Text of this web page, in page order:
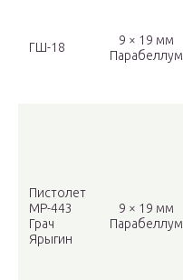
ГШ-18
9 × 19 мм
Парабеллум
Пистолет
МР-443
Грач
Ярыгин
9 × 19 мм
Парабеллум